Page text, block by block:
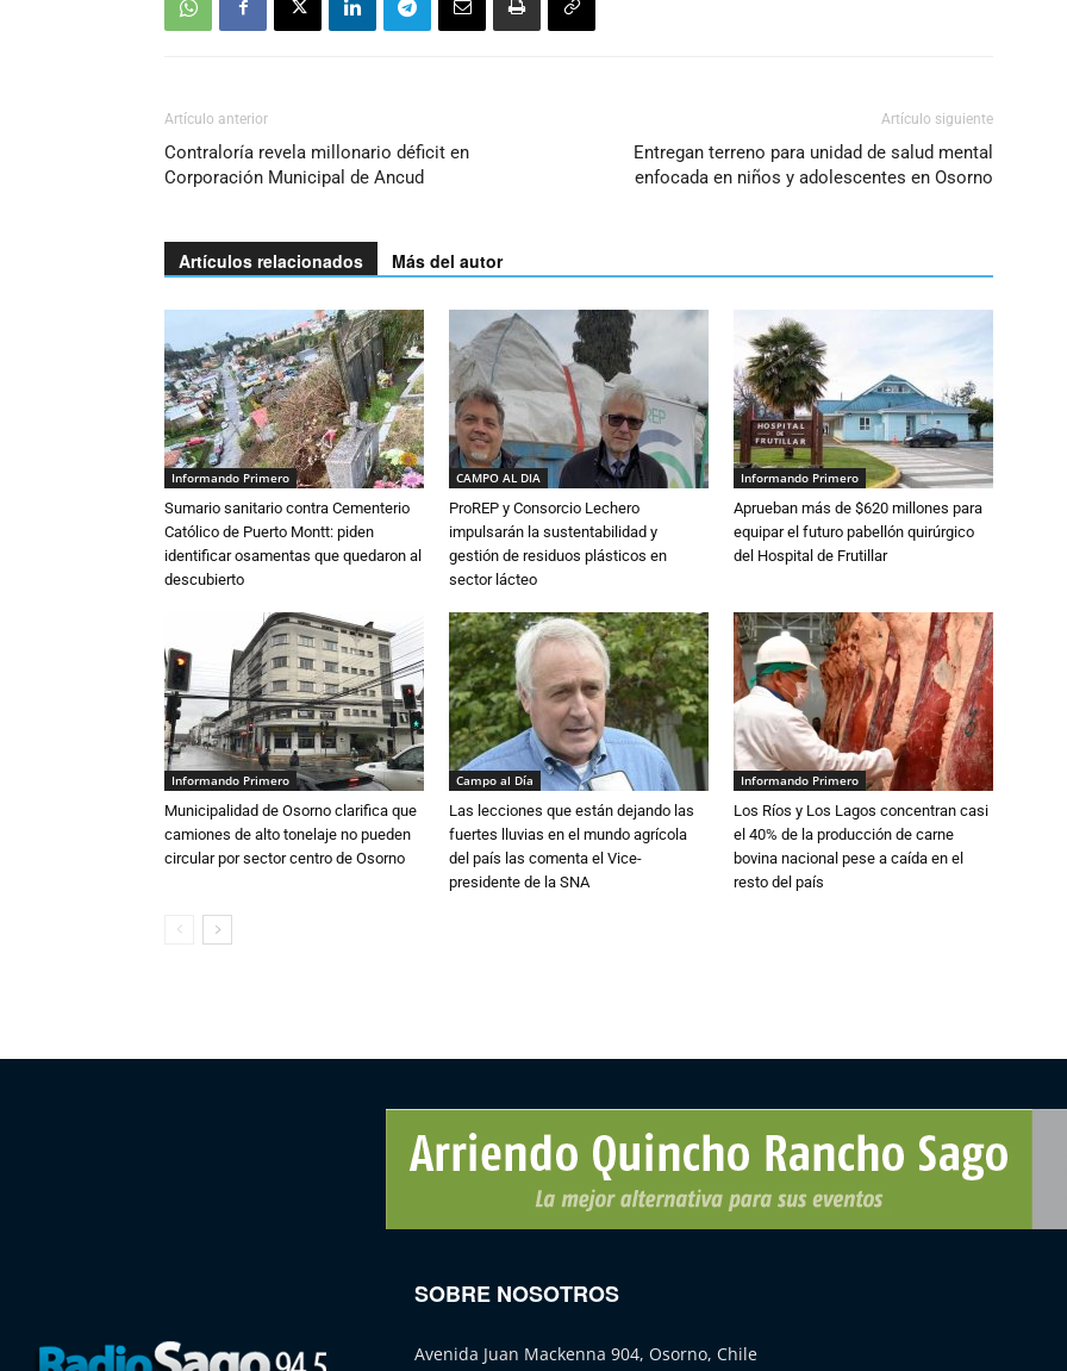
Artículo anterior
Contraloría revela millonario déficit en
Corporación Municipal de Ancud
Artículo siguiente
Entregan terreno para unidad de salud mental
enfocada en niños y adolescentes en Osorno
Artículos relacionados Más del autor
Informando Primero
Sumario sanitario contra Cementerio
Católico de Puerto Montt: piden
identificar osamentas que quedaron al
descubierto
CAMPO AL DIA
ProREP y Consorcio Lechero
impulsarán la sustentabilidad y
gestión de residuos plásticos en
sector lácteo
Informando Primero
Aprueban más de $620 millones para
equipar el futuro pabellón quirúrgico
del Hospital de Frutillar
Informando Primero
Municipalidad de Osorno clarifica que
camiones de alto tonelaje no pueden
circular por sector centro de Osorno
Campo al Día
Las lecciones que están dejando las
fuertes lluvias en el mundo agrícola
del país las comenta el Vice-
presidente de la SNA
Informando Primero
Los Ríos y Los Lagos concentran casi
el 40% de la producción de carne
bovina nacional pese a caída en el
resto del país
SOBRE NOSOTROS
Avenida Juan Mackenna 904, Osorno, Chile